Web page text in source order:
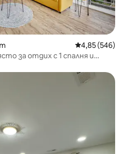
Средна
4,85 (546)
за отдих с 1 спалня и